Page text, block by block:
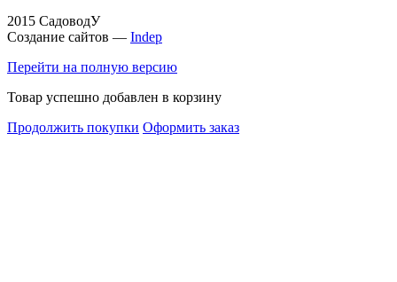
2015 СадоводУ
Создание сайтов — Indep
Перейти на полную версию
Товар успешно добавлен в корзину
Продолжить покупки Оформить заказ